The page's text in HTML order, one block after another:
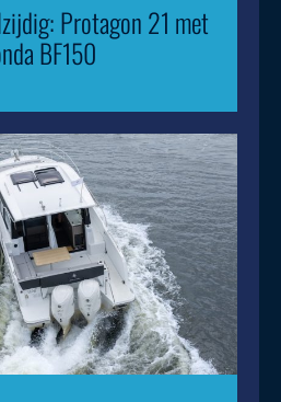
Protagon 21 met
BF150